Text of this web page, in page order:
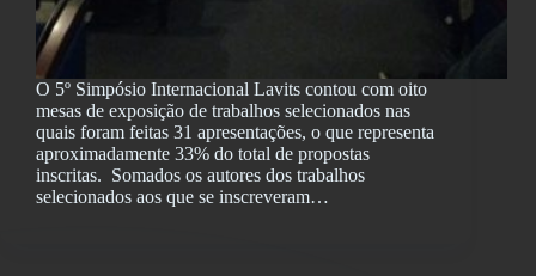
O 5º Simpósio Internacional Lavits contou com oito
mesas de exposição de trabalhos selecionados nas
quais foram feitas 31 apresentações, o que representa
aproximadamente 33% do total de propostas
inscritas. Somados os autores dos trabalhos
selecionados aos que se inscreveram…